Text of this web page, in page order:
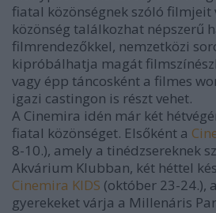
fiatal közönségnek szóló filmjeit
közönség találkozhat népszerű
filmrendezőkkel, nemzetközi
kipróbálhatja magát
vagy épp táncosként a filmes
igazi castingon is részt vehet.
A Cinemira idén már két
fiatal közönséget. Elsőként a
8-10.), amely a tinédzsereknek
Akvárium Klubban, két héttel
Cinemira KIDS (október 23-24.),
gyerekeket várja a Millenáris